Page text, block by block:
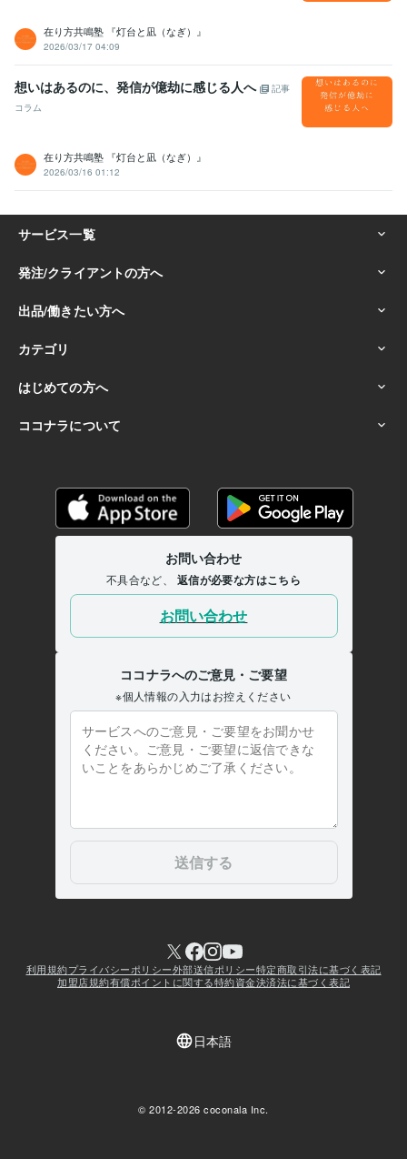
在り方共鳴塾 『灯台と凪（なぎ）』
2026/03/17 04:09
想いはあるのに、発信が億劫に感じる人へ
記事
コラム
在り方共鳴塾 『灯台と凪（なぎ）』
2026/03/16 01:12